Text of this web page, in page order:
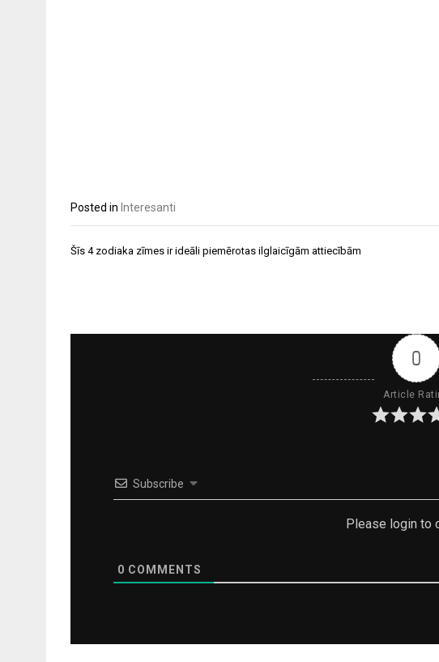
Posted in Interesanti
Ziņu
Šīs 4 zodiaka zīmes ir ideāli piemērotas ilglaicīgām attiecībām
0
Article
Subscribe
Please login to
0 COMMENTS